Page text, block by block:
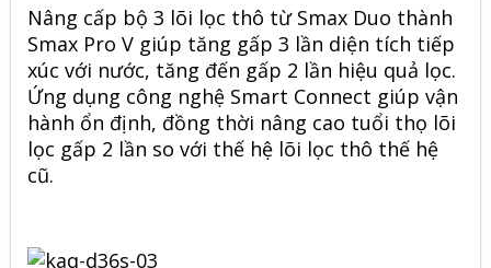
Nâng cấp bộ 3 lõi lọc thô từ Smax Duo thành
Smax Pro V giúp tăng gấp 3 lần diện tích tiếp
xúc với nước, tăng đến gấp 2 lần hiệu quả lọc.
Ứng dụng công nghệ Smart Connect giúp vận
hành ổn định, đồng thời nâng cao tuổi thọ lõi
lọc gấp 2 lần so với thế hệ lõi lọc thô thế hệ
cũ.